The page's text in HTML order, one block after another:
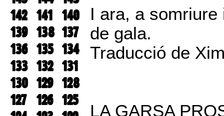
142 141 140
139 138 137
136 135 134
133 132 131
130 129 128
127 126 125
I ara, a
de gala.
Traducció de
LA GARSA